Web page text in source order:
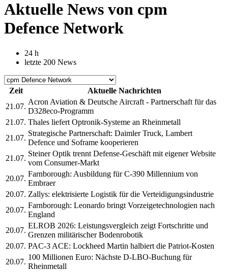
Aktuelle News von cpm
Defence Network
24 h
letzte 200 News
Zeit
Aktuelle Nachrichten
21.07.
Acron Aviation & Deutsche Aircraft - Partnerschaft für das
D328eco-Programm
21.07. Thales liefert Optronik-Systeme an Rheinmetall
21.07.
Strategische Partnerschaft: Daimler Truck, Lambert
Defence und Soframe kooperieren
21.07.
Steiner Optik trennt Defense-Geschäft mit eigener Website
vom Consumer-Markt
20.07.
Farnborough: Ausbildung für C-390 Millennium von
Embraer
20.07. Zallys: elektrisierte Logistik für die Verteidigungsindustrie
20.07.
Farnborough: Leonardo bringt Vorzeigetechnologien nach
England
20.07.
ELROB 2026: Leistungsvergleich zeigt Fortschritte und
Grenzen militärischer Bodenrobotik
20.07. PAC-3 ACE: Lockheed Martin halbiert die Patriot-Kosten
20.07.
100 Millionen Euro: Nächste D-LBO-Buchung für
Rheinmetall